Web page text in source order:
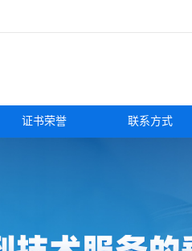
证书荣誉 联系方式